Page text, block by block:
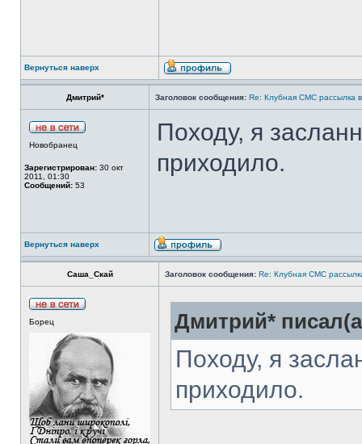
Вернуться наверх
Дмитрий* Заголовок сообщения: Re: Клубная СМС рассылка
Новобранец
Зарегистрирован: 30 окт
2011, 01:30
Сообщений: 53
Походу, я
приходило.
Вернуться наверх
Саша_Скай Заголовок сообщения: Re: Клубная СМС
Борец Дмитрий*
Походу, я
приходило.